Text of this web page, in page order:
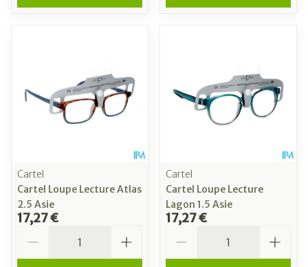
Cartel
Cartel Loupe Lecture Atlas
2.5 Asie
17,27 €
Cartel
Cartel Loupe Lecture
Lagon 1.5 Asie
17,27 €